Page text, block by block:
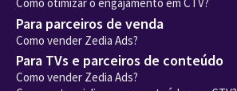
Como otimizar o engajamento em CTV?
Para parceiros de venda
Como vender Zedia Ads?
Para TVs e parceiros de conteúdo
Como vender Zedia Ads?